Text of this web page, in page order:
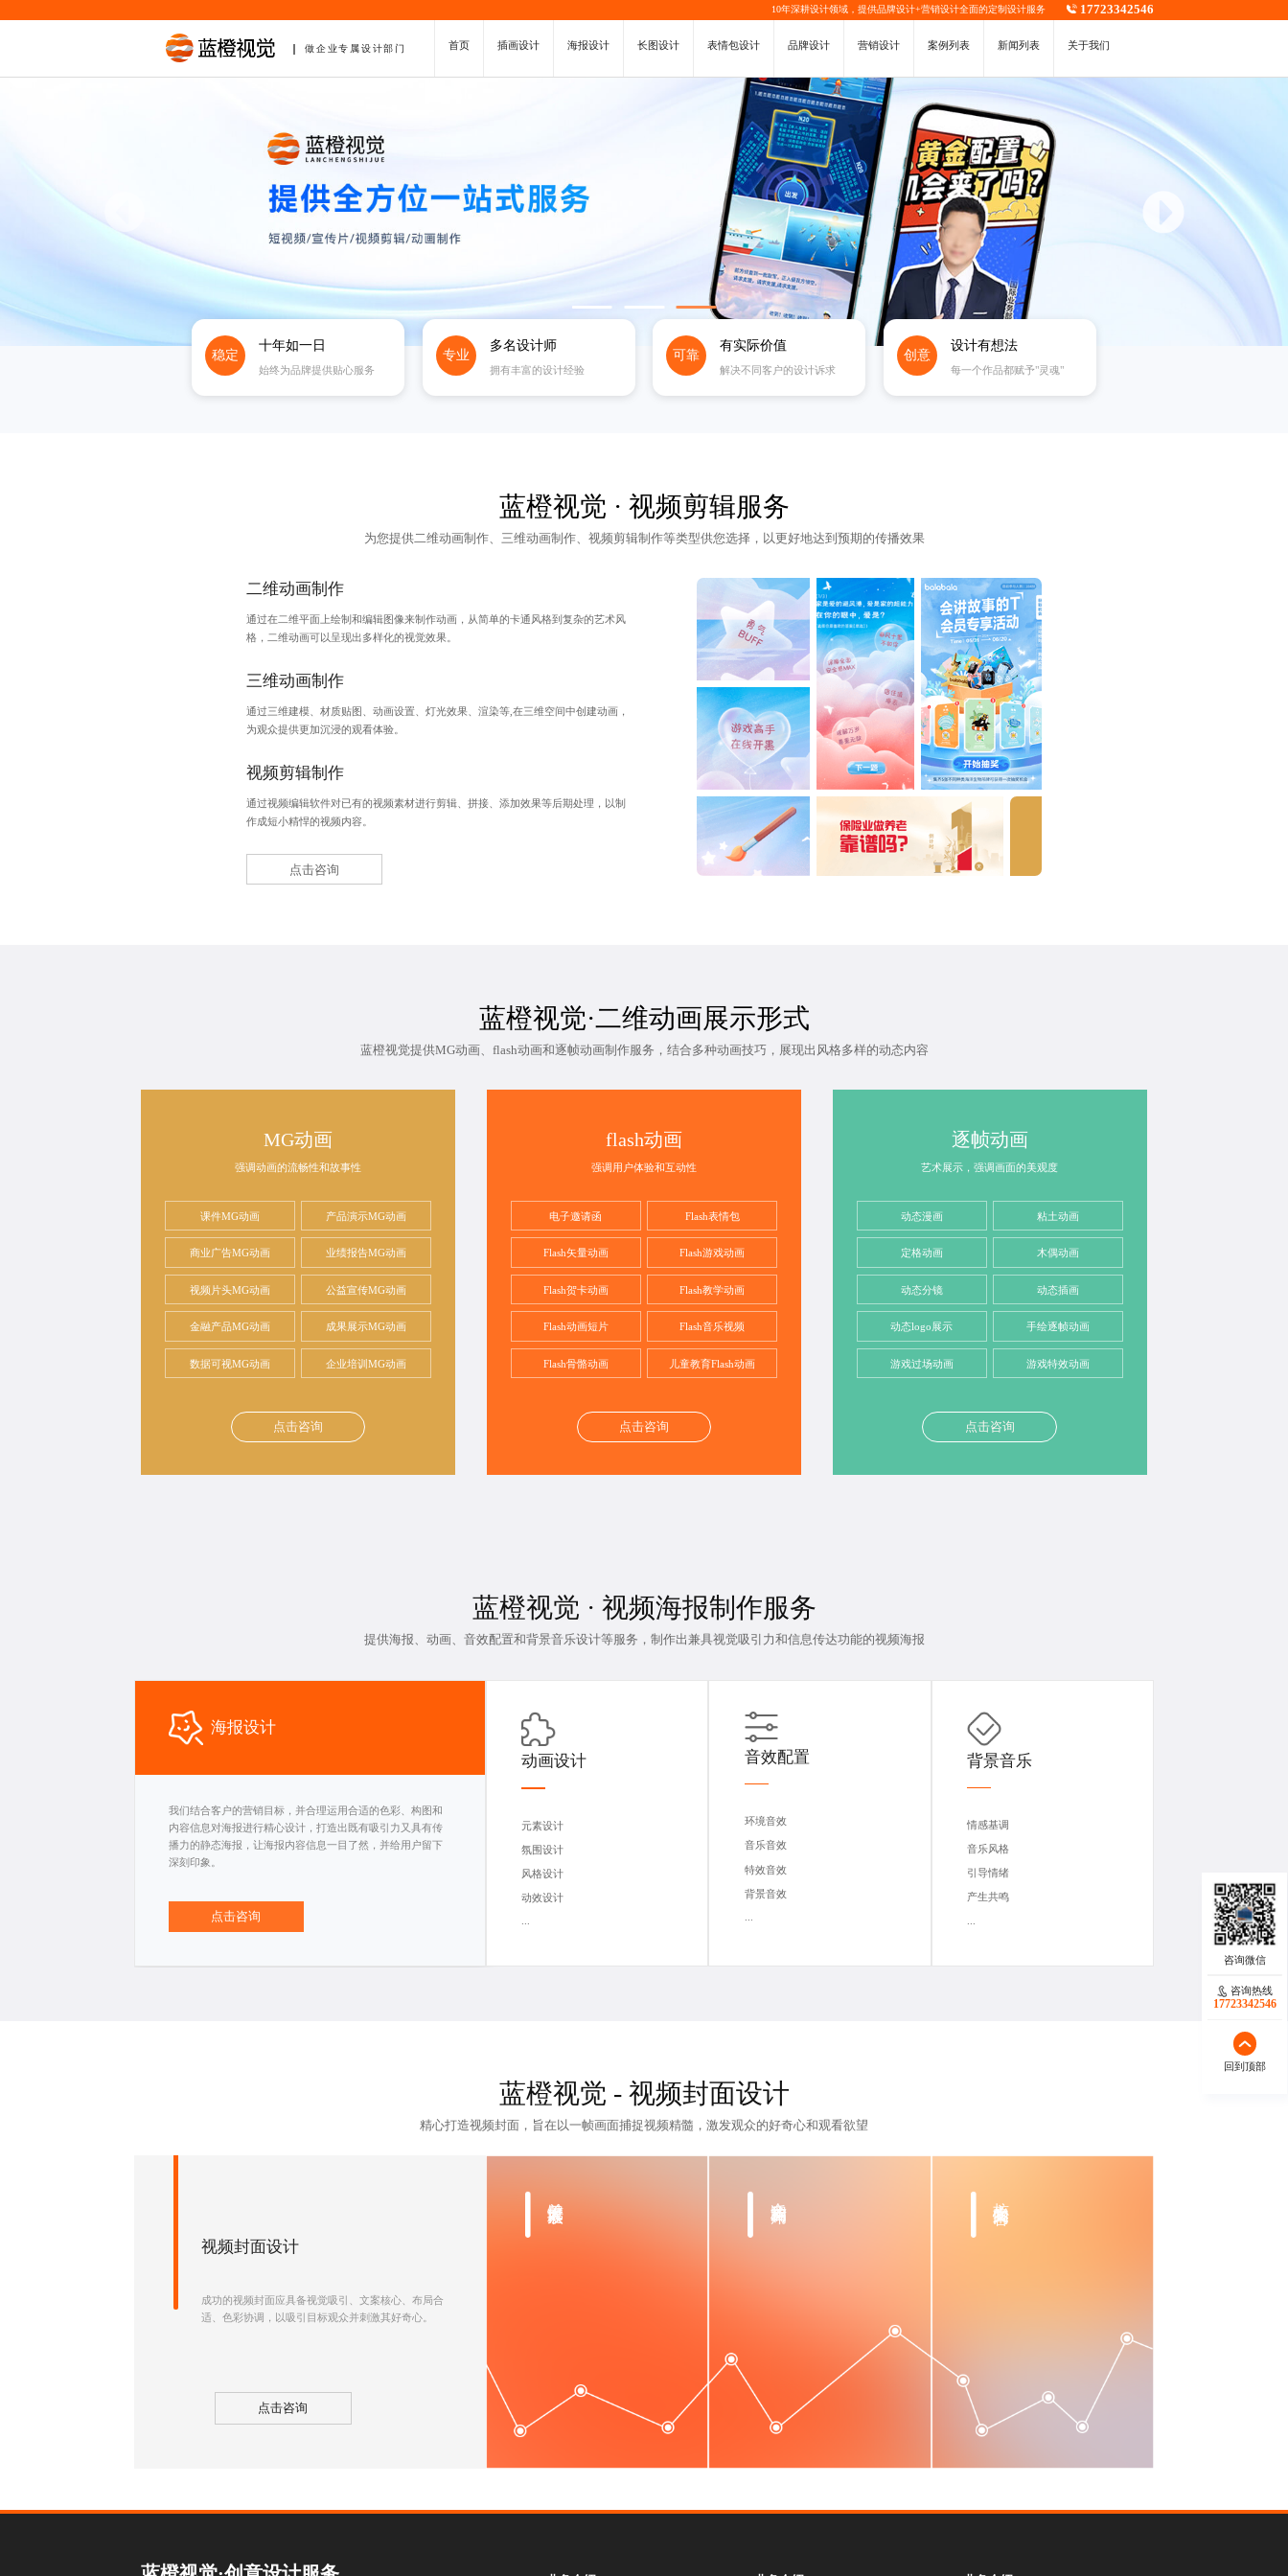
10年深耕设计领域，提供品牌设计+营销设计全面的定制设计服务 17723342546
做企业专属设计部门 首页 插画设计 海报设计 长图设计 表情包设计 品牌设计 营销设计 案例列表 新闻列表 关于我们
稳定
十年如一日
始终为品牌提供贴心服务
专业
多名设计师
拥有丰富的设计经验
可靠
有实际价值
解决不同客户的设计诉求
创意
设计有想法
每一个作品都赋予"灵魂"
蓝橙视觉 · 视频剪辑服务
为您提供二维动画制作、三维动画制作、视频剪辑制作等类型供您选择，以更好地达到预期的传播效果
二维动画制作
通过在二维平面上绘制和编辑图像来制作动画，从简单的卡通风格到复杂的艺术风
格，二维动画可以呈现出多样化的视觉效果。
三维动画制作
通过三维建模、材质贴图、动画设置、灯光效果、渲染等,在三维空间中创建动画，
为观众提供更加沉浸的观看体验。
视频剪辑制作
通过视频编辑软件对已有的视频素材进行剪辑、拼接、添加效果等后期处理，以制
作成短小精悍的视频内容。
点击咨询
蓝橙视觉·二维动画展示形式
蓝橙视觉提供MG动画、flash动画和逐帧动画制作服务，结合多种动画技巧，展现出风格多样的动态内容
MG动画
强调动画的流畅性和故事性
课件MG动画 产品演示MG动画
商业广告MG动画 业绩报告MG动画
视频片头MG动画 公益宣传MG动画
金融产品MG动画 成果展示MG动画
数据可视MG动画 企业培训MG动画
点击咨询
flash动画
强调用户体验和互动性
电子邀请函 Flash表情包
Flash矢量动画 Flash游戏动画
Flash贺卡动画 Flash教学动画
Flash动画短片 Flash音乐视频
Flash骨骼动画 儿童教育Flash动画
点击咨询
逐帧动画
艺术展示，强调画面的美观度
动态漫画 粘土动画
定格动画 木偶动画
动态分镜 动态插画
动态logo展示 手绘逐帧动画
游戏过场动画 游戏特效动画
点击咨询
蓝橙视觉 · 视频海报制作服务
提供海报、动画、音效配置和背景音乐设计等服务，制作出兼具视觉吸引力和信息传达功能的视频海报
海报设计
我们结合客户的营销目标，并合理运用合适的色彩、构图和
内容信息对海报进行精心设计，打造出既有吸引力又具有传
播力的静态海报，让海报内容信息一目了然，并给用户留下
深刻印象。
点击咨询
动画设计
元素设计
氛围设计
风格设计
动效设计
音效配置
环境音效
音乐音效
特效音效
背景音效
背景音乐
情感基调
音乐风格
引导情绪
产生共鸣
蓝橙视觉 - 视频封面设计
精心打造视频封面，旨在以一帧画面捕捉视频精髓，激发观众的好奇心和观看欲望
视频封面设计
成功的视频封面应具备视觉吸引、文案核心、布局合
适、色彩协调，以吸引目标观众并刺激其好奇心。
点击咨询
咨询热线
17723342546
回到顶部